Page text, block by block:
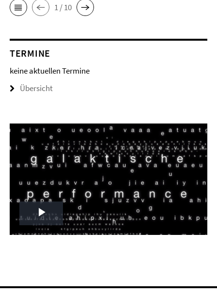
1 / 10
TERMINE
keine aktuellen Termine
Übersicht
Play